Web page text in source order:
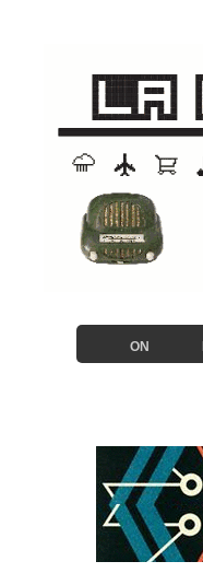
ON